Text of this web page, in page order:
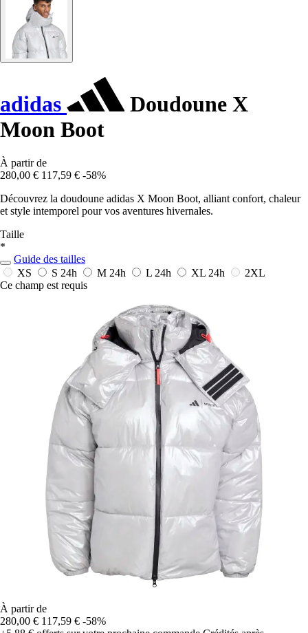
adidas
Doudoune X
Moon Boot
À partir de
280,00 € 117,59 € -58%
Découvrez la doudoune adidas X Moon Boot, alliant confort, chaleur
et style intemporel pour vos aventures hivernales.
Taille
*
Guide des tailles
XS
S 24h M 24h L 24h XL 24h
2XL
Ce champ est requis
À partir de
280,00 € 117,59 € -58%